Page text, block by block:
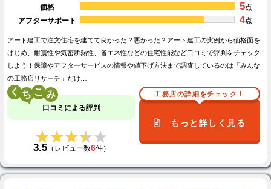
価格
5点
アフターサポート
4点
アート建工で注文住宅を建てて良かった？悪かった？アート建工の実例から価格面を
はじめ、耐震性や気密断熱性、省エネ性などの住宅性能など口コミで評判をチェック
しよう！保障やアフターサービスの情報や値下げ方法まで調査しているのは「みんな
の工務店リサーチ」だけ…
く こ
口コミによる評判
★★★★★
★★★★★
3.5（レビュー数6件）
工務店の詳細をチェック！
もっと詳しく見る